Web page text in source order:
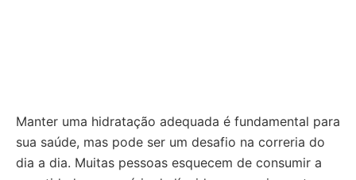
Manter uma hidratação adequada é fundamental para
sua saúde, mas pode ser um desafio na correria do
dia a dia. Muitas pessoas esquecem de consumir a